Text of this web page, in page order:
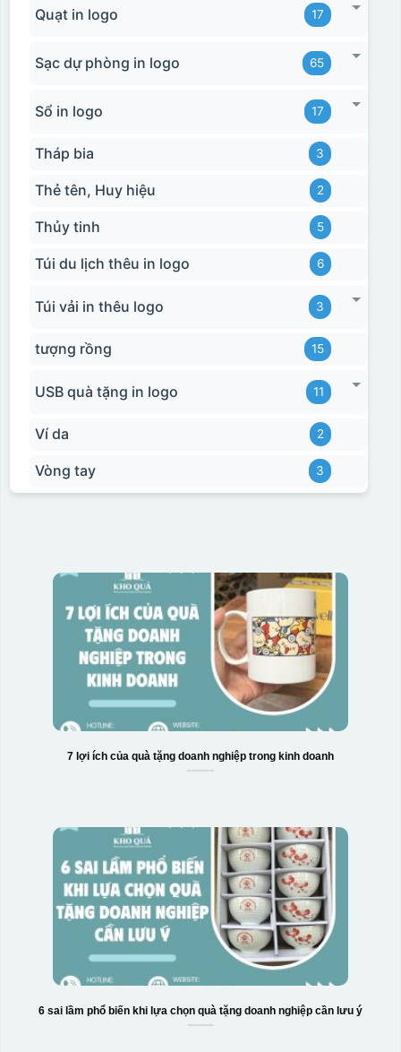
Hộp xi bình giữ nhiệt
Hộp xi bình hoa
Quạt in logo 17
Sạc dự phòng in logo 65
Sổ in logo 17
Tháp bia 3
Thẻ tên, Huy hiệu 2
Thủy tinh 5
Túi du lịch thêu in logo 6
Túi vải in thêu logo 3
tượng rồng 15
USB quà tặng in logo 11
Ví da 2
Vòng tay 3
7 lợi ích của quà tặng doanh nghiệp trong kinh doanh
6 sai lầm phổ biến khi lựa chọn quà tặng doanh nghiệp cần lưu ý